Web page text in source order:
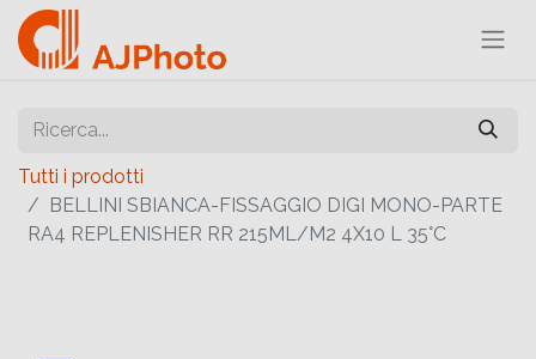
Tutti i prodotti
BELLINI SBIANCA-FISSAGGIO DIGI MONO-PARTE
RA4 REPLENISHER RR 215ML/M2 4X10 L 35°C